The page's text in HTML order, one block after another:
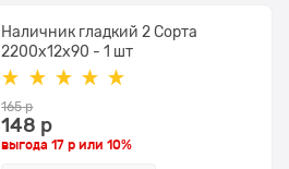
Наличник гладкий 2 Сорта
2200x12х90 - 1 шт
165 р
148 р
выгода17 р или10%